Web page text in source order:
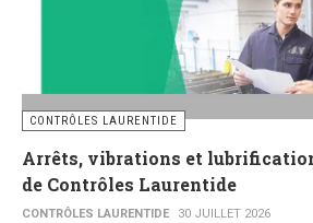
CONTRÔLES LAURENTIDE
Arrêts, vibrations et
de Contrôles Laurentide
CONTRÔLES LAURENTIDE 30 JUILLET 2026